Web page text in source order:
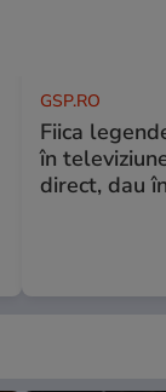
GSP.RO
Fiica
în
direct, dau